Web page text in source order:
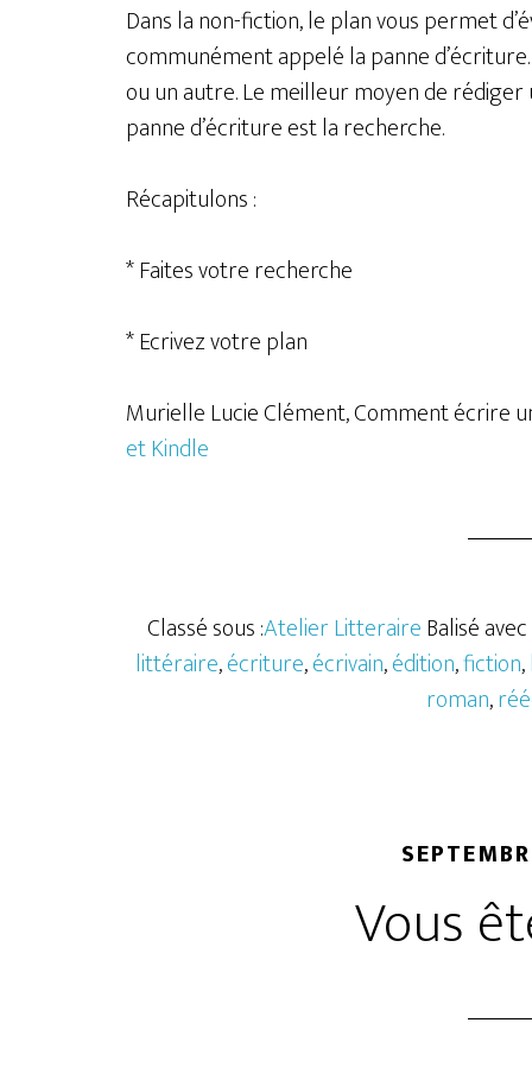
Dans la non-fiction, le plan vous permet
communément appelé la panne
ou un autre. Le meilleur moyen de
panne d’écriture est la recherche.
Récapitulons :
* Faites votre recherche
* Ecrivez votre plan
Murielle Lucie Clément, Comment écrire
et Kindle
Classé sous :Atelier LitteraireBalisé
littéraire,écriture,écrivain,édition,fiction,
roman,
Vous